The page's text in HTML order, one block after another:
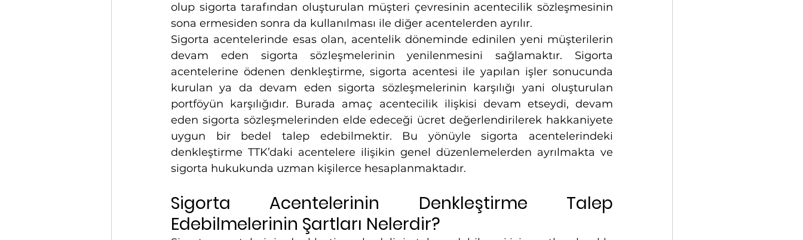
olup sigorta tarafından oluşturulan müşteri çevresinin acentecilik sözleşmesinin
sona ermesiden sonra da kullanılması ile diğer acentelerden ayrılır.
Sigorta acentelerinde esas olan, acentelik döneminde edinilen yeni müşterilerin
devam eden sigorta sözleşmelerinin yenilenmesini sağlamaktır. Sigorta
acentelerine ödenen denkleştirme, sigorta acentesi ile yapılan işler sonucunda
kurulan ya da devam eden sigorta sözleşmelerinin karşılığı yani oluşturulan
portföyün karşılığıdır. Burada amaç acentecilik ilişkisi devam etseydi, devam
eden sigorta sözleşmelerinden elde edeceği ücret değerlendirilerek hakkaniyete
uygun bir bedel talep edebilmektir. Bu yönüyle sigorta acentelerindeki
denkleştirme TTK’daki acentelere ilişikin genel düzenlemelerden ayrılmakta ve
sigorta hukukunda uzman kişilerce hesaplanmaktadır.
Sigorta Acentelerinin Denkleştirme Talep
Edebilmelerinin Şartları Nelerdir?